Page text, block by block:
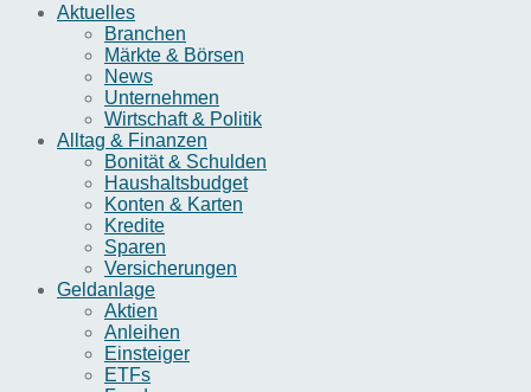
Aktuelles
Branchen
Märkte & Börsen
News
Unternehmen
Wirtschaft & Politik
Alltag & Finanzen
Bonität & Schulden
Haushaltsbudget
Konten & Karten
Kredite
Sparen
Versicherungen
Geldanlage
Aktien
Anleihen
Einsteiger
ETFs